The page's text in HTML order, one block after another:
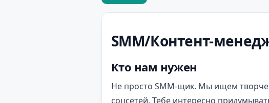
SMM/Контент-
Кто нам нужен
Не просто SMM-щик. Мы ищем
соцсетей. Тебе интересно